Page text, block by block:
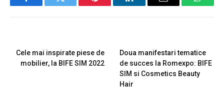
FacebookTwitter Pinterest LinkedInEmail
Cele mai inspirate piese de
mobilier, la BIFE SIM 2022
Doua manifestari tematice
de succes la Romexpo: BIFE
SIM si Cosmetics Beauty
Hair